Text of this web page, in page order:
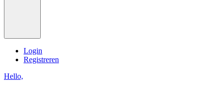
Login
Registreren
Hello,